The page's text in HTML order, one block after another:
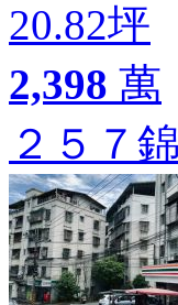
20.82坪
2,398 萬
２５７